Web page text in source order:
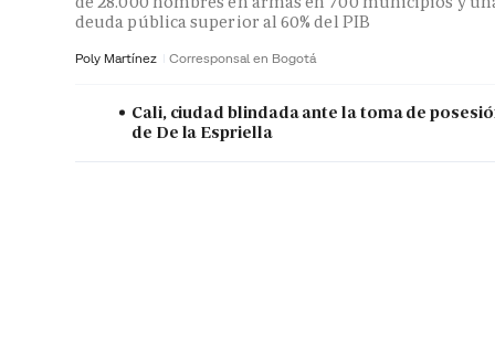
deuda pública superior al 60% del PIB
Poly Martínez Corresponsal en Bogotá
Cali, ciudad blindada ante la toma de
de De la Espriella